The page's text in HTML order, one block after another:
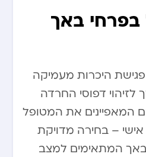
בפרחי באך
פגישת היכרות מעמיקה
דפוסי החרדה
המאפיינים את המטופל
– בחירה מדויקת
המתאימים למצב